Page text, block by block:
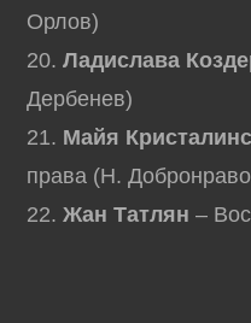
Орлов)
20.Ладислава
Дербенев)
21. Майя
права (Н.
22.Жан Татлян –